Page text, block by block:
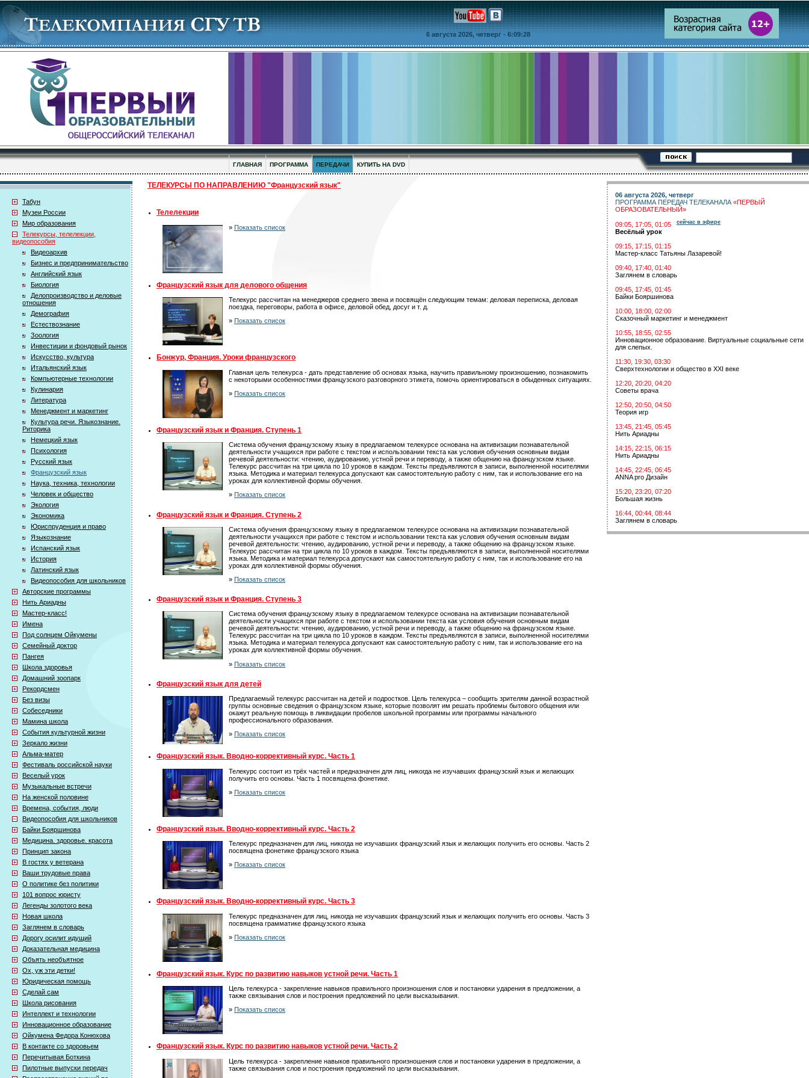
6 августа 2026, четверг - 6:09:28
ГЛАВНАЯ ПРОГРАММА ПЕРЕДАЧИ КУПИТЬ НА DVD
Табун
Музеи России
Мир образования
Телекурсы, телелекции,
видеопособия
Видеоархив
Бизнес и предпринимательство
Английский язык
Биология
Делопроизводство и деловые
отношения
Демография
Естествознание
Зоология
Инвестиции и фондовый рынок
Искусство, культура
Итальянский язык
Компьютерные технологии
Кулинария
Литература
Менеджмент и маркетинг
Культура речи. Языкознание.
Риторика
Немецкий язык
Психология
Русский язык
Французский язык
Наука, техника, технологии
Человек и общество
Экология
Экономика
Юриспруденция и право
Языкознание
Испанский язык
История
Латинский язык
Видеопособия для школьников
Авторские программы
Нить Ариадны
Мастер-класс!
Имена
Под солнцем Ойкумены
Семейный доктор
Пангея
Школа здоровья
Домашний зоопарк
Рекордсмен
Без визы
Собеседники
Мамина школа
События культурной жизни
Зеркало жизни
Альма-матер
Фестиваль российской науки
Веселый урок
Музыкальные встречи
На женской половине
Времена, события, люди
Видеопособия для школьников
Байки Бояршинова
Медицина. здоровье. красота
Принцип закона
В гостях у ветерана
Ваши трудовые права
О политике без политики
101 вопрос юристу
Легенды золотого века
Новая школа
Заглянем в словарь
Дорогу осилит идущий
Доказательная медицина
Объять необъятное
Ох, уж эти детки!
Юридическая помощь
Сделай сам
Школа рисования
Интеллект и технологии
Инновационное образование
Ойкумена Федора Конюхова
В контакте со здоровьем
Перечитывая Боткина
Пилотные выпуски передач
ТЕЛЕКУРСЫ ПО НАПРАВЛЕНИЮ "Французский язык"
Телелекции
» Показать список
Французский язык для делового общения
Телекурс рассчитан на менеджеров среднего звена и посвящён следующим темам: деловая переписка, деловая
поездка, переговоры, работа в офисе, деловой обед, досуг и т. д.
» Показать список
Бонжур, Франция. Уроки французского
Главная цель телекурса - дать представление об основах языка, научить правильному произношению, познакомить
с некоторыми особенностями французского разговорного этикета, помочь ориентироваться в обыденных ситуациях.
» Показать список
Французский язык и Франция. Ступень 1
Система обучения французскому языку в предлагаемом телекурсе основана на активизации познавательной
деятельности учащихся при работе с текстом и использовании текста как условия обучения основным видам
речевой деятельности: чтению, аудированию, устной речи и переводу, а также общению на французском языке.
Телекурс рассчитан на три цикла по 10 уроков в каждом. Тексты предъявляются в записи, выполненной носителями
языка. Методика и материал телекурса допускают как самостоятельную работу с ним, так и использование его на
уроках для коллективной формы обучения.
» Показать список
Французский язык и Франция. Ступень 2
Система обучения французскому языку в предлагаемом телекурсе основана на активизации познавательной
деятельности учащихся при работе с текстом и использовании текста как условия обучения основным видам
речевой деятельности: чтению, аудированию, устной речи и переводу, а также общению на французском языке.
Телекурс рассчитан на три цикла по 10 уроков в каждом. Тексты предъявляются в записи, выполненной носителями
языка. Методика и материал телекурса допускают как самостоятельную работу с ним, так и использование его на
уроках для коллективной формы обучения.
» Показать список
Французский язык и Франция. Ступень 3
Система обучения французскому языку в предлагаемом телекурсе основана на активизации познавательной
деятельности учащихся при работе с текстом и использовании текста как условия обучения основным видам
речевой деятельности: чтению, аудированию, устной речи и переводу, а также общению на французском языке.
Телекурс рассчитан на три цикла по 10 уроков в каждом. Тексты предъявляются в записи, выполненной носителями
языка. Методика и материал телекурса допускают как самостоятельную работу с ним, так и использование его на
уроках для коллективной формы обучения.
» Показать список
Французский язык для детей
Предлагаемый телекурс рассчитан на детей и подростков. Цель телекурса – сообщить зрителям данной возрастной
группы основные сведения о французском языке, которые позволят им решать проблемы бытового общения или
окажут реальную помощь в ликвидации пробелов школьной программы или программы начального
профессионального образования.
» Показать список
Французский язык. Вводно-коррективный курс. Часть 1
Телекурс состоит из трёх частей и предназначен для лиц, никогда не изучавших французский язык и желающих
получить его основы. Часть 1 посвящена фонетике.
» Показать список
Французский язык. Вводно-коррективный курс. Часть 2
Телекурс предназначен для лиц, никогда не изучавших французский язык и желающих получить его основы. Часть 2
посвящена фонетике французского языка
» Показать список
Французский язык. Вводно-коррективный курс. Часть 3
Телекурс предназначен для лиц, никогда не изучавших французский язык и желающих получить его основы. Часть 3
посвящена грамматике французского языка
» Показать список
Французский язык. Курс по развитию навыков устной речи. Часть 1
Цель телекурса - закрепление навыков правильного произношения слов и постановки ударения в предложении, а
также связывания слов и построения предложений по цели высказывания.
» Показать список
Французский язык. Курс по развитию навыков устной речи. Часть 2
Цель телекурса - закрепление навыков правильного произношения слов и постановки ударения в предложении, а
также связывания слов и построения предложений по цели высказывания.
06 августа 2026, четверг
ПРОГРАММА ПЕРЕДАЧ ТЕЛЕКАНАЛА «ПЕРВЫЙ
ОБРАЗОВАТЕЛЬНЫЙ»
09:05, 17:05, 01:05 сейчас в эфире
Весёлый урок
09:15, 17:15, 01:15
Мастер-класс Татьяны Лазаревой!
09:40, 17:40, 01:40
Заглянем в словарь
09:45, 17:45, 01:45
Байки Бояршинова
10:00, 18:00, 02:00
Сказочный маркетинг и менеджмент
10:55, 18:55, 02:55
Инновационное образование. Виртуальные социальные сети
для слепых.
11:30, 19:30, 03:30
Сверхтехнологии и общество в XXI веке
12:20, 20:20, 04:20
Советы врача
12:50, 20:50, 04:50
Теория игр
13:45, 21:45, 05:45
Нить Ариадны
14:15, 22:15, 06:15
Нить Ариадны
14:45, 22:45, 06:45
ANNA pro Дизайн
15:20, 23:20, 07:20
Большая жизнь
16:44, 00:44, 08:44
Заглянем в словарь